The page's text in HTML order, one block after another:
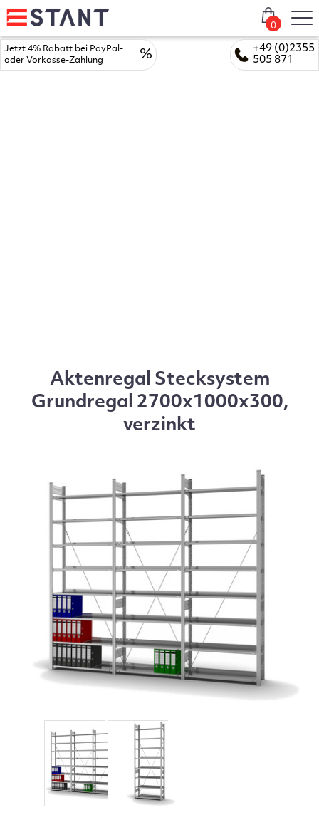
+49 (0)2355
505 871
Jetzt 4% Rabatt bei PayPal-
oder Vorkasse-Zahlung
%
0
Aktenregal Stecksystem
Grundregal 2700x1000x300,
verzinkt